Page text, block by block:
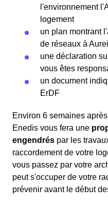
l'environnement
logement
un plan montrant
de réseaux à
une déclaration
vous êtes
un document
ErDF
Environ 6 semaines
Enedis vous fera une
engendrés par les
raccordement de votre
vous passez par votre
peut s'occuper de votre
prévenir avant le début